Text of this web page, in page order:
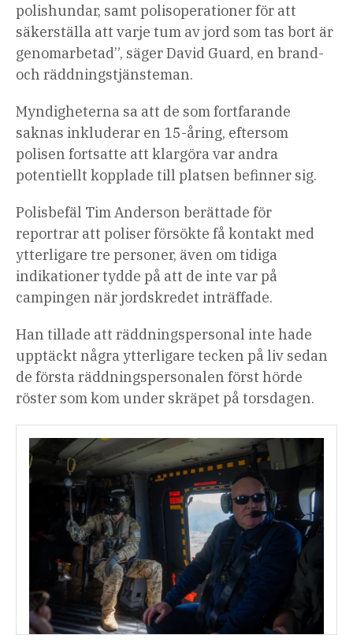
polishundar, samt polisoperationer för att
säkerställa att varje tum av jord som tas bort är
genomarbetad”, säger David Guard, en brand-
och räddningstjänsteman.
Myndigheterna sa att de som fortfarande
saknas inkluderar en 15-åring, eftersom
polisen fortsatte att klargöra var andra
potentiellt kopplade till platsen befinner sig.
Polisbefäl Tim Anderson berättade för
reportrar att poliser försökte få kontakt med
ytterligare tre personer, även om tidiga
indikationer tydde på att de inte var på
campingen när jordskredet inträffade.
Han tillade att räddningspersonal inte hade
upptäckt några ytterligare tecken på liv sedan
de första räddningspersonalen först hörde
röster som kom under skräpet på torsdagen.